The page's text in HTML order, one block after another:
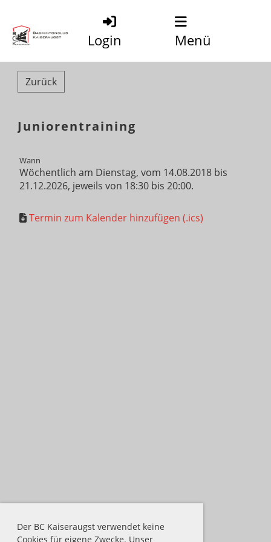
Der BC Kaiseraugst verwendet keine
Cookies für eigene Zwecke. Unser
Login Menü
Zurück
Juniorentraining
Wann
Wöchentlich am Dienstag, vom 14.08.2018 bis
21.12.2026, jeweils von 18:30 bis 20:00.
Termin zum Kalender hinzufügen (.ics)